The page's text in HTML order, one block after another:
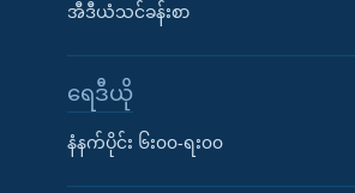
အီဒီယံသင်ခန်းစာ
ရေဒီယို
နံနက်ပိုင်း ၆း၀၀-ရး၀၀